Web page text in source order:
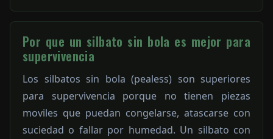
Por que un silbato sin bola es mejor para
supervivencia
Los silbatos sin bola (pealess) son superiores
para supervivencia porque no tienen piezas
moviles que puedan congelarse, atascarse con
suciedad o fallar por humedad. Un silbato con